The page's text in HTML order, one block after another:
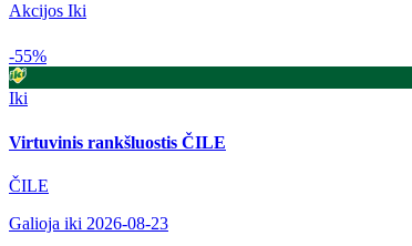
Akcijos Iki
-55%
Iki
Virtuvinis rankšluostis ČILE
ČILE
Galioja iki 2026-08-23